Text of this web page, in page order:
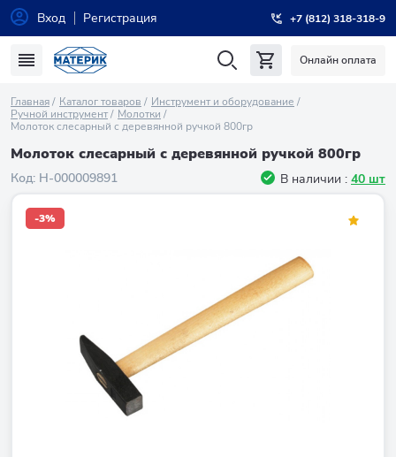
Вход Регистрация +7 (812) 318-318-9
Онлайн оплата
Главная Каталог товаров
Инструмент и оборудование
Ручной инструмент
Молотки
Молоток слесарный с деревянной ручкой 800гр
Молоток слесарный с деревянной ручкой 800гр
Код: Н-000009891 В наличии : 40 шт
-3%